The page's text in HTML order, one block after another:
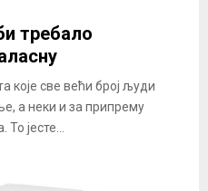
требало
које све већи број људи
а неки и за припрему
јесте...